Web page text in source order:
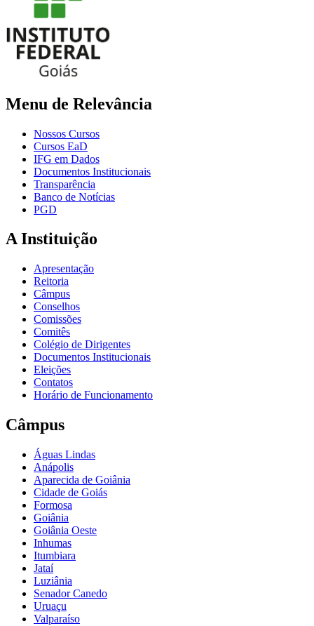
Menu de Relevância
Nossos Cursos
Cursos EaD
IFG em Dados
Documentos Institucionais
Transparência
Banco de Notícias
PGD
A Instituição
Apresentação
Reitoria
Câmpus
Conselhos
Comissões
Comitês
Colégio de Dirigentes
Documentos Institucionais
Eleições
Contatos
Horário de Funcionamento
Câmpus
Águas Lindas
Anápolis
Aparecida de Goiânia
Cidade de Goiás
Formosa
Goiânia
Goiânia Oeste
Inhumas
Itumbiara
Jataí
Luziânia
Senador Canedo
Uruaçu
Valparaíso